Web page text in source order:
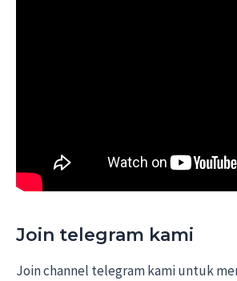
Join telegram kami
Join channel telegram kami untuk